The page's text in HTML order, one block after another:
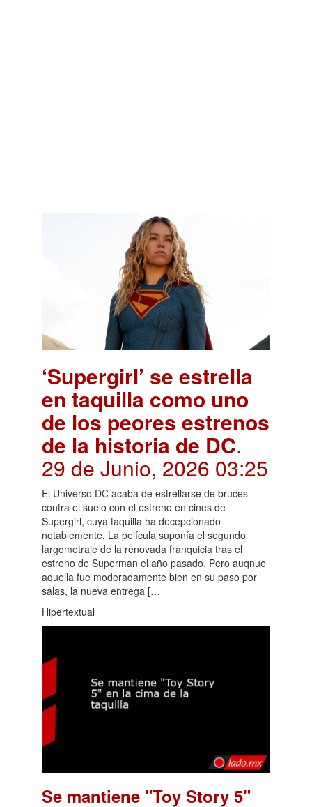
‘Supergirl’ se estrella
en taquilla como uno
de los peores estrenos
de la historia de DC.
29 de Junio, 2026 03:25
El Universo DC acaba de estrellarse de bruces
contra el suelo con el estreno en cines de
Supergirl, cuya taquilla ha decepcionado
notablemente. La película suponía el segundo
largometraje de la renovada franquicia tras el
estreno de Superman el año pasado. Pero auqnue
aquella fue moderadamente bien en su paso por
salas, la nueva entrega […
Hipertextual
Se mantiene "Toy Story 5"